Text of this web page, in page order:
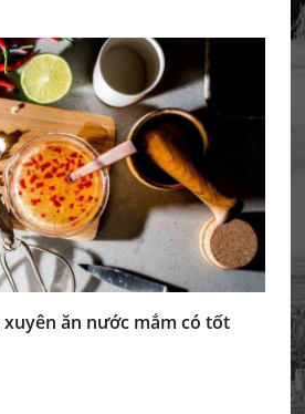
ăn nước mắm có tốt